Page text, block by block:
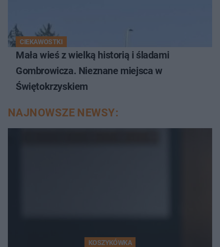
CIEKAWOSTKI
Mała wieś z wielką historią i śladami
Gombrowicza. Nieznane miejsca w
Świętokrzyskiem
NAJNOWSZE NEWSY:
KOSZYKÓWKA